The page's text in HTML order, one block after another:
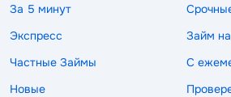
За 5 минут
Экспресс
Займ
Частные Займы
С
Новые